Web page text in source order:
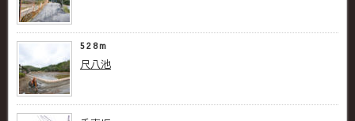
528m
尺八池